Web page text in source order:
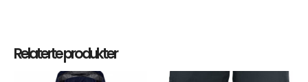
Relaterte produkter